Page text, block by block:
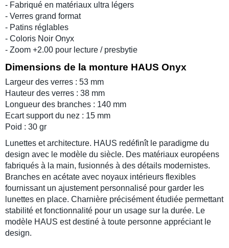
- Fabriqué en matériaux ultra légers
- Verres grand format
- Patins réglables
- Coloris Noir Onyx
- Zoom +2.00 pour lecture / presbytie
Dimensions de la monture HAUS Onyx
Largeur des verres : 53 mm
Hauteur des verres : 38 mm
Longueur des branches : 140 mm
Ecart support du nez : 15 mm
Poid : 30 gr
Lunettes et architecture. HAUS redéfinît le paradigme du
design avec le modèle du siècle. Des matériaux européens
fabriqués à la main, fusionnés à des détails modernistes.
Branches en acétate avec noyaux intérieurs flexibles
fournissant un ajustement personnalisé pour garder les
lunettes en place. Charnière précisément étudiée permettant
stabilité et fonctionnalité pour un usage sur la durée. Le
modèle HAUS est destiné à toute personne appréciant le
design.